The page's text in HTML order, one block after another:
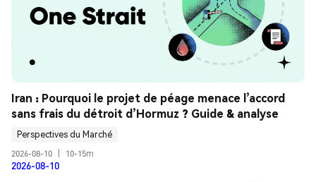
Iran : Pourquoi le projet de péage menace l’accord
sans frais du détroit d’Hormuz ? Guide & analyse
Perspectives du Marché
2026-08-10
10-15m
2026-08-10